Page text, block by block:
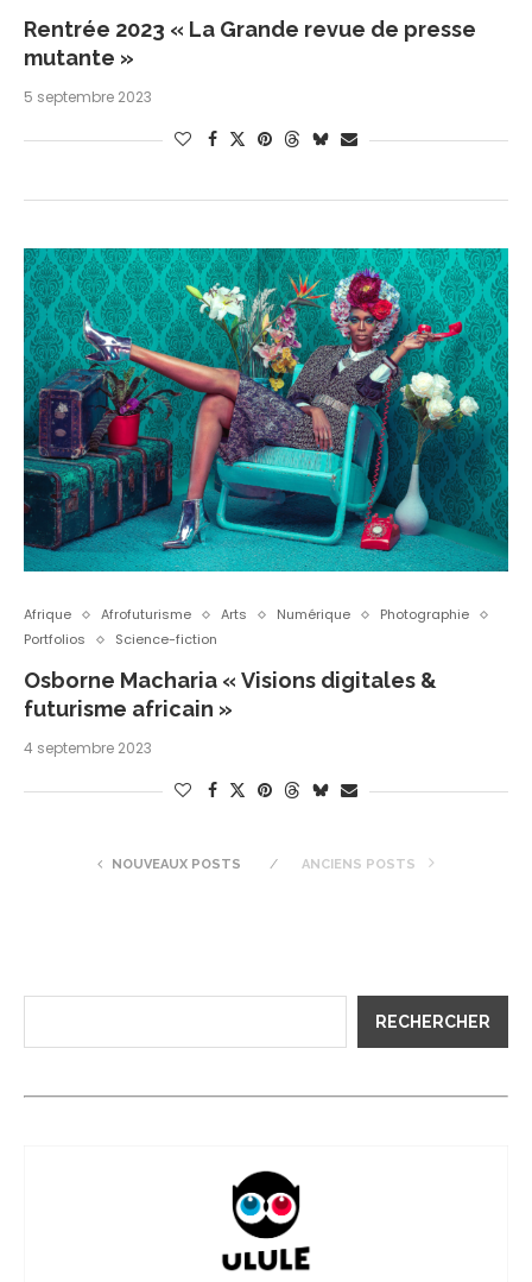
Rentrée 2023 « La Grande revue de presse
mutante »
5 septembre 2023
Afrique Afrofuturisme Arts Numérique
Photographie
Portfolios
Science-fiction
Osborne Macharia « Visions digitales &
futurisme africain »
4 septembre 2023
NOUVEAUX POSTS ANCIENS POSTS
RECHERCHER